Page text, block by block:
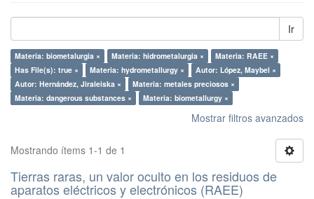
Ir
Materia: biometalurgia × Materia: hidrometalurgia ×
Materia: RAEE ×
Has File(s): true ×
Materia: hydrometallurgy ×
Autor: López, Maybel ×
Autor: Hernández, Jiraleiska ×
Materia: metales preciosos ×
Materia: dangerous substances ×
Materia: biometallurgy ×
Mostrar filtros avanzados
Mostrando ítems 1-1 de 1
Tierras raras, un valor oculto en los residuos de
aparatos eléctricos y electrónicos (RAEE)